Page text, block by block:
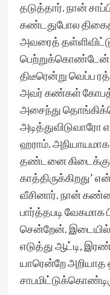
தடுத்தார். நான்
கண்டதுபோல
அவரைத்
பெற்றுக்கொண்டேன்.
திடீரென்று வெப்ப
அவர் கண்கள்
அசைந்து
ஹராம். அநியாயமாக
தண்டனை
வீசினார். நான்
பார்த்தபடி வேகமாக
சென்றேன். இடையில்
எடுத்து ஆட்டி,
யாரென்றே அறியாத